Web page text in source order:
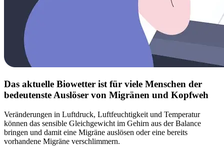
Das aktuelle Biowetter ist für viele Menschen der
bedeutenste Auslöser von Migränen und Kopfweh
Veränderungen in Luftdruck, Luftfeuchtigkeit und Temperatur
können das sensible Gleichgewicht im Gehirn aus der Balance
bringen und damit eine Migräne auslösen oder eine bereits
vorhandene Migräne verschlimmern.